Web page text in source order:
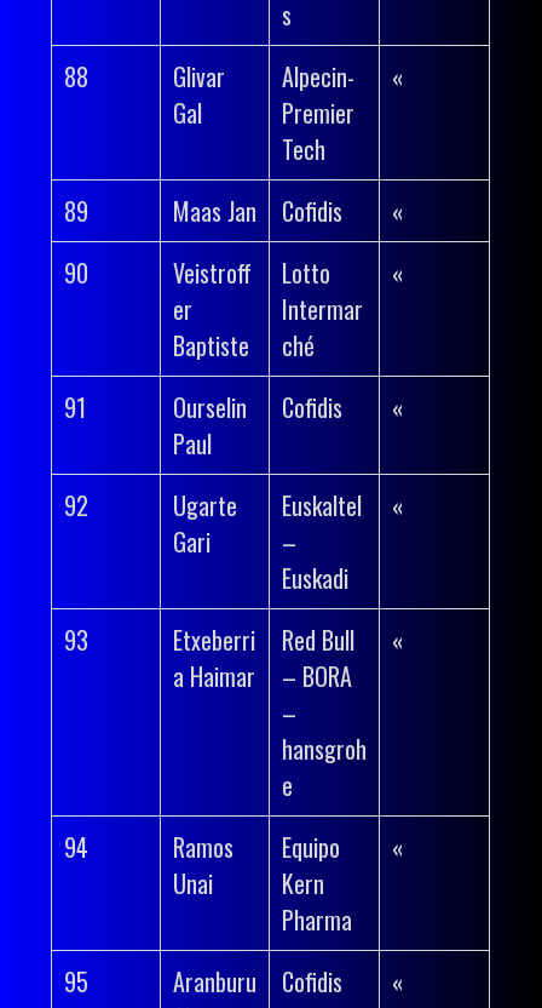
s
88
Glivar
Gal
Alpecin-
Premier
Tech
«
89 Maas Jan Cofidis
«
90
Veistroff
er
Baptiste
Lotto
Intermar
ché
«
91
Ourselin
Paul
Cofidis «
92
Ugarte
Gari
Euskaltel
–
Euskadi
«
93
Etxeberri
a Haimar
Red Bull
– BORA
–
hansgroh
e
«
94
Ramos
Unai
Equipo
Kern
Pharma
«
95
Aranburu
Cofidis «